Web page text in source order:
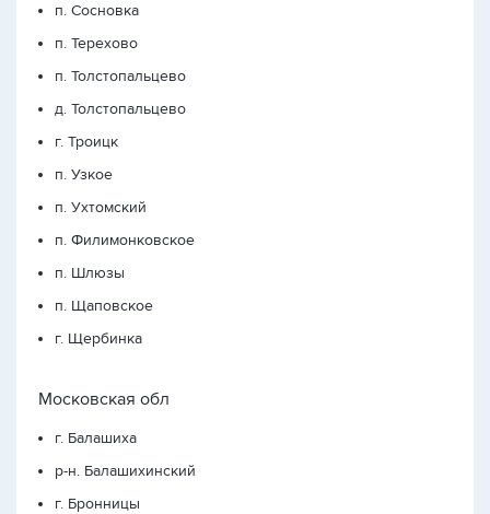
п. Сосновка
п. Терехово
п. Толстопальцево
д. Толстопальцево
г. Троицк
п. Узкое
п. Ухтомский
п. Филимонковское
п. Шлюзы
п. Щаповское
г. Щербинка
Московская обл
г. Балашиха
р-н. Балашихинский
г. Бронницы